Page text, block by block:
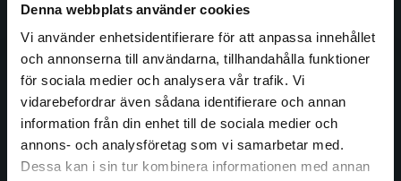
Denna webbplats använder cookies
Vi använder enhetsidentifierare för att anpassa innehållet
och annonserna till användarna, tillhandahålla funktioner
för sociala medier och analysera vår trafik. Vi
vidarebefordrar även sådana identifierare och annan
information från din enhet till de sociala medier och
annons- och analysföretag som vi samarbetar med.
Dessa kan i sin tur kombinera informationen med annan
Begränsad fraktregion
facklitteratur, utbildningar och digitala
informationstjänster i utbudet, finns Studentlitteratur med
längs hela kunskapsresan.
Kontakta oss
Kontakta oss